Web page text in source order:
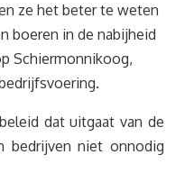
ze het beter te weten
boeren in de nabijheid
Schiermonnikoog,
dat uitgaat van de
bedrijven niet onnodig